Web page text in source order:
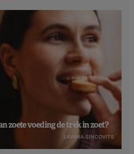
zoete voeding de trek in zoet?
LAVINIA SINCOVITS